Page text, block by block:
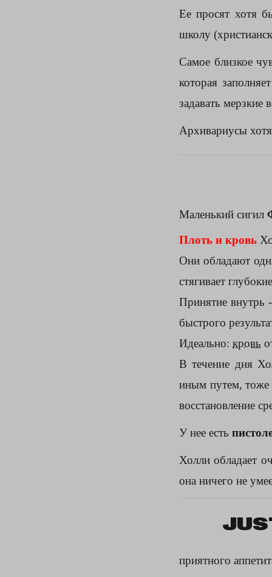
Ее просят хотя
школу
Самое близкое
которая
задавать мерзкие
Архивариусы
Маленький сигил
Плоть и кровь
Они обладают
стягивает
Принятие внутрь
быстрого
Идеально:кровь
В течение дня
иным путем, тоже
восстановление
У нее есть
Холли обладает
она ничего не
приятного